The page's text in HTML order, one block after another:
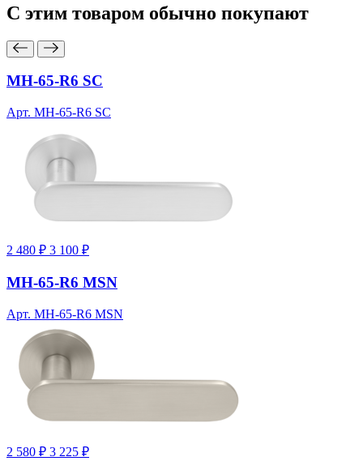
С этим товаром обычно покупают
MH-65-R6 SC
Арт. MH-65-R6 SC
2 480 ₽ 3 100 ₽
MH-65-R6 MSN
Арт. MH-65-R6 MSN
2 580 ₽ 3 225 ₽